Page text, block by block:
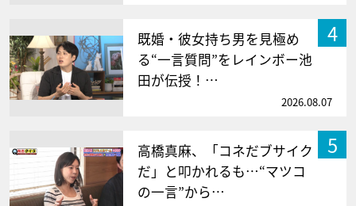
4
既婚・彼女持ち男を見極め
る“一言質問”をレインボー池
田が伝授！…
2026.08.07
5
高橋真麻、「コネだブサイク
だ」と叩かれるも…“マツコ
の一言”から…